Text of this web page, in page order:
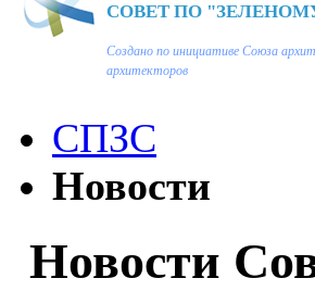
СОВЕТ ПО
Создано по инициативе Союза
архитекторов
СПЗС
Новости
Новости